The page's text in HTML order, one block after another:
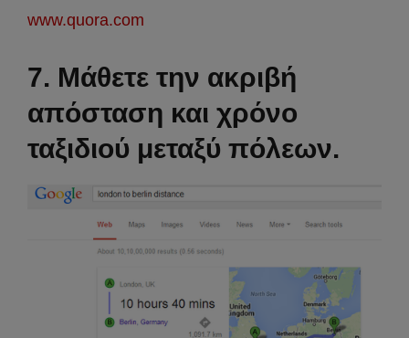
www.quora.com
7. Μάθετε την ακριβή
απόσταση και χρόνο
ταξιδιού μεταξύ πόλεων.